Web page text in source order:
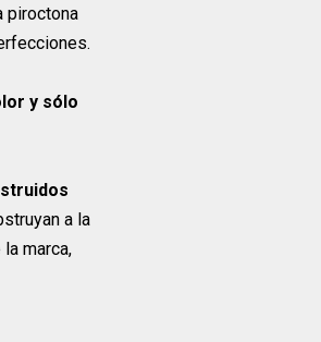
piroctona
y sólo
a la
marca,